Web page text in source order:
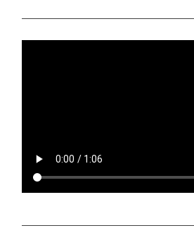
A
T